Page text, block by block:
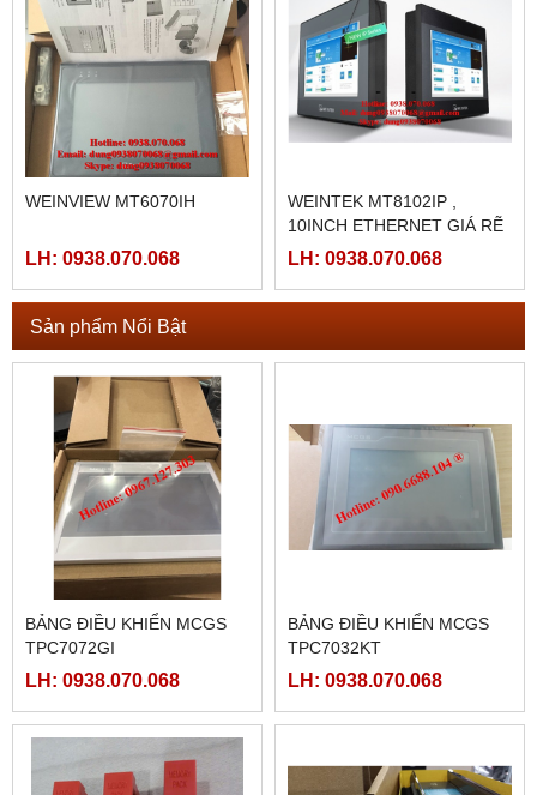
WEINVIEW MT6070IH
LH: 0938.070.068
WEINTEK MT8102IP ,
10INCH ETHERNET GIÁ RẼ
LH: 0938.070.068
Sản phẩm Nổi Bật
BẢNG ĐIỀU KHIỂN MCGS
TPC7072GI
LH: 0938.070.068
BẢNG ĐIỀU KHIỂN MCGS
TPC7032KT
LH: 0938.070.068